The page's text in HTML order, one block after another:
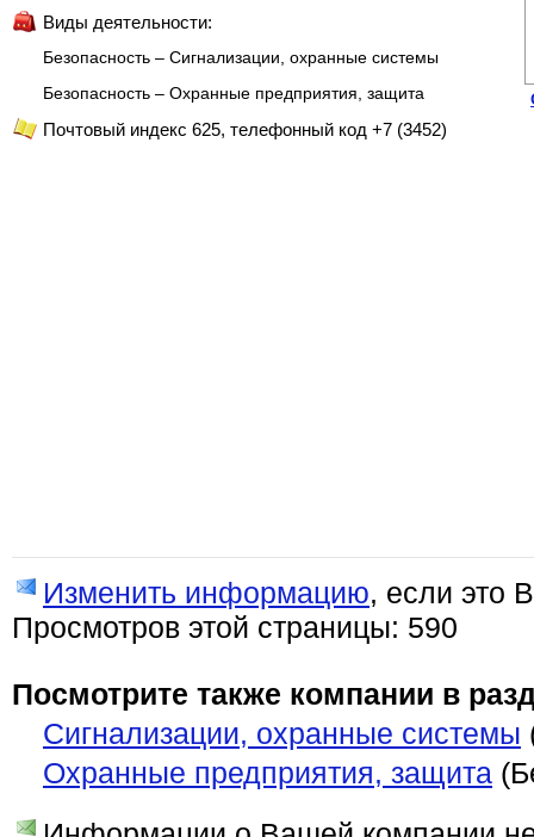
Виды деятельности:
Безопасность – Сигнализации, охранные системы
Безопасность – Охранные предприятия, защита
Почтовый индекс 625, телефонный код +7 (3452)
Изменить информацию, если это
Просмотров этой страницы: 590
Посмотрите также компании в
Сигнализации, охранные системы
Охранные предприятия, защита